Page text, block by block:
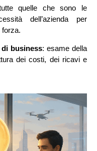
quelle che sono le
dell’azienda per
forza.
business: esame della
dei costi, dei ricavi e